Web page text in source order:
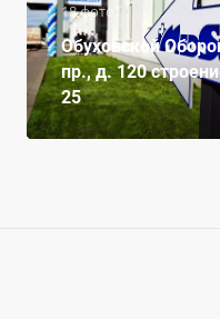
18 фото
Обуховской
пр., д. 120
25